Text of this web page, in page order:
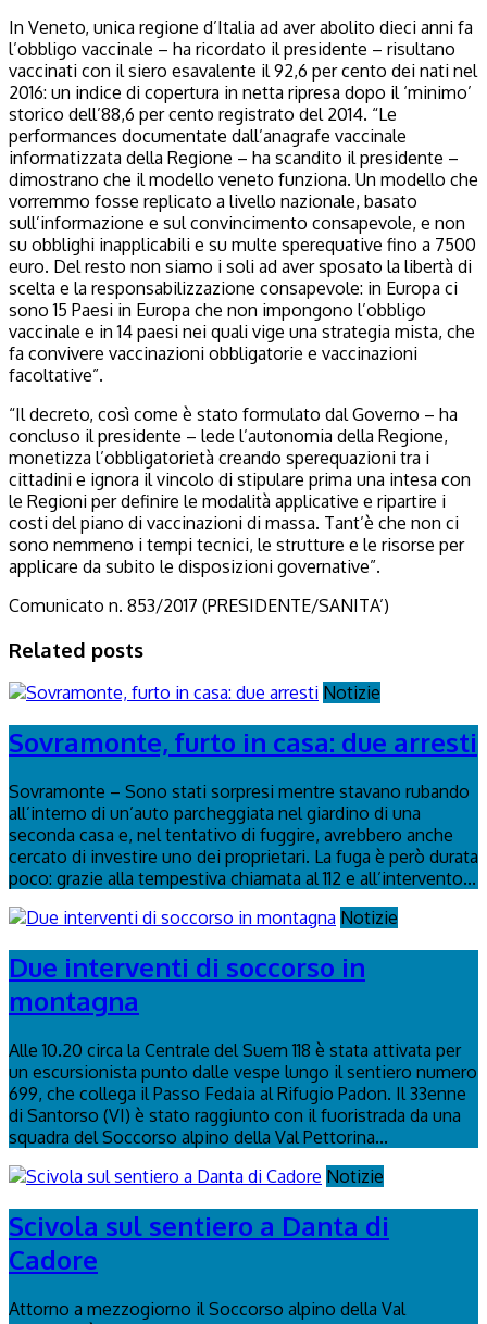
In Veneto, unica regione d’Italia ad aver abolito dieci anni fa
l’obbligo vaccinale – ha ricordato il presidente – risultano
vaccinati con il siero esavalente il 92,6 per cento dei nati nel
2016: un indice di copertura in netta ripresa dopo il ‘minimo’
storico dell’88,6 per cento registrato del 2014. “Le
performances documentate dall’anagrafe vaccinale
informatizzata della Regione – ha scandito il presidente –
dimostrano che il modello veneto funziona. Un modello che
vorremmo fosse replicato a livello nazionale, basato
sull’informazione e sul convincimento consapevole, e non
su obblighi inapplicabili e su multe sperequative fino a 7500
euro. Del resto non siamo i soli ad aver sposato la libertà di
scelta e la responsabilizzazione consapevole: in Europa ci
sono 15 Paesi in Europa che non impongono l’obbligo
vaccinale e in 14 paesi nei quali vige una strategia mista, che
fa convivere vaccinazioni obbligatorie e vaccinazioni
facoltative”.
“Il decreto, così come è stato formulato dal Governo – ha
concluso il presidente – lede l’autonomia della Regione,
monetizza l’obbligatorietà creando sperequazioni tra i
cittadini e ignora il vincolo di stipulare prima una intesa con
le Regioni per definire le modalità applicative e ripartire i
costi del piano di vaccinazioni di massa. Tant’è che non ci
sono nemmeno i tempi tecnici, le strutture e le risorse per
applicare da subito le disposizioni governative”.
Comunicato n. 853/2017 (PRESIDENTE/SANITA’)
Related posts
Notizie
Sovramonte, furto in casa: due arresti
Sovramonte – Sono stati sorpresi mentre stavano rubando
all’interno di un’auto parcheggiata nel giardino di una
seconda casa e, nel tentativo di fuggire, avrebbero anche
cercato di investire uno dei proprietari. La fuga è però durata
poco: grazie alla tempestiva chiamata al 112 e all’intervento...
Notizie
Due interventi di soccorso in
montagna
Alle 10.20 circa la Centrale del Suem 118 è stata attivata per
un escursionista punto dalle vespe lungo il sentiero numero
699, che collega il Passo Fedaia al Rifugio Padon. Il 33enne
di Santorso (VI) è stato raggiunto con il fuoristrada da una
squadra del Soccorso alpino della Val Pettorina...
Notizie
Scivola sul sentiero a Danta di
Cadore
Attorno a mezzogiorno il Soccorso alpino della Val